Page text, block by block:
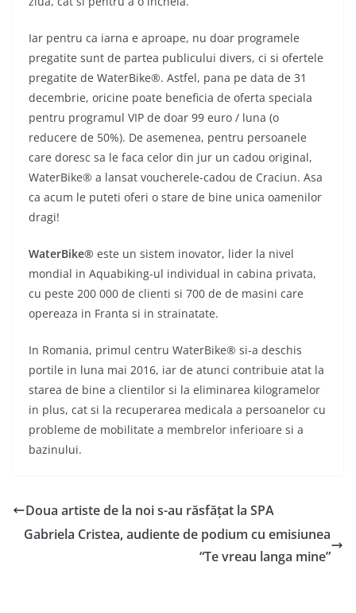
Iar pentru ca iarna e aproape, nu doar programele
pregatite sunt de partea publicului divers, ci si ofertele
pregatite de WaterBike®. Astfel, pana pe data de 31
decembrie, oricine poate beneficia de oferta speciala
pentru programul VIP de doar 99 euro / luna (o
reducere de 50%). De asemenea, pentru persoanele
care doresc sa le faca celor din jur un cadou original,
WaterBike® a lansat voucherele-cadou de Craciun. Asa
ca acum le puteti oferi o stare de bine unica oamenilor
dragi!
WaterBike® este un sistem inovator, lider la nivel
mondial in Aquabiking-ul individual in cabina privata,
cu peste 200 000 de clienti si 700 de de masini care
opereaza in Franta si in strainatate.
In Romania, primul centru WaterBike® si-a deschis
portile in luna mai 2016, iar de atunci contribuie atat la
starea de bine a clientilor si la eliminarea kilogramelor
in plus, cat si la recuperarea medicala a persoanelor cu
probleme de mobilitate a membrelor inferioare si a
bazinului.
Doua artiste de la noi s-au răsfățat la SPA
Gabriela Cristea, audiente de podium cu emisiunea
“Te vreau langa mine”